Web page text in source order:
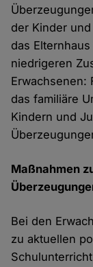
der Kinder
das
niedrigeren
Erwachsenen:
das familiäre
Kindern und
Maßnahmen
Bei den
zu aktuellen